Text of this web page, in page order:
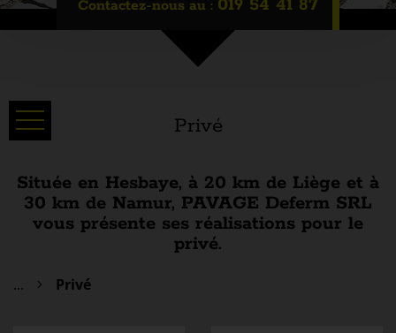
Contactez-nous au : 019 54 41 87
Présentation
Nos services
Techniques
Matériaux
Galeries
Privé
Située en Hesbaye, à 20 km de Liège et à
30 km de Namur, PAVAGE Deferm SRL
vous présente ses réalisations pour le
privé.
... Privé